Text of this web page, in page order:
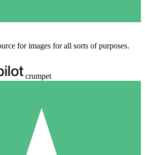
for images for all sorts of purposes.
crumpet